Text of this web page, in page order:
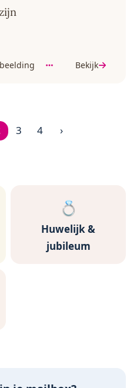
Bekijk
2 van 4
3 4 ›
💍
Huwelijk &
jubileum